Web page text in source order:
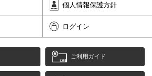
個人情報保護方針
ログイン
ご利用ガイド